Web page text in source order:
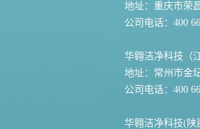
地址：重庆市荣
公司电话：400
华翱洁净科技（
地址：常州市金
公司电话：400
华翱洁净科技(陕